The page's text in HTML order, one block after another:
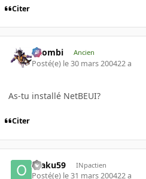
Citer
XZombi Ancien
Posté(e) le 30 mars 200422 a
As-tu installé NetBEUI?
Citer
otaku59 INpactien
Posté(e) le 31 mars 200422 a